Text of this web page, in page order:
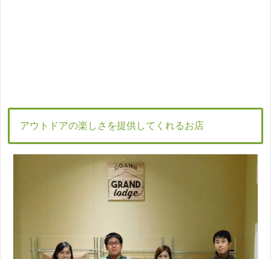
アウトドアの楽しさを提供してくれるお店